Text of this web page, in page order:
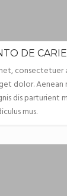
DE
consectetuer
dolor. Aenean
dis parturient
mus.